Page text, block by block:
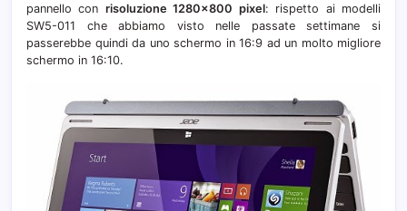
pannello con risoluzione 1280×800 pixel: rispetto ai modelli
SW5-011 che abbiamo visto nelle passate settimane si
passerebbe quindi da uno schermo in 16:9 ad un molto migliore
schermo in 16:10.